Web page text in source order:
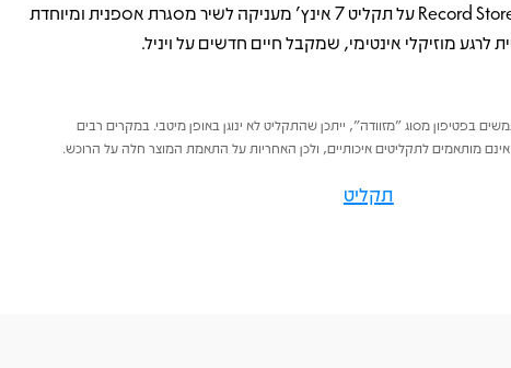
מהדורת Record Store Day על תקליט 7 אינץ’ מעניקה לשיר מסגרת אספנית ומיוחדת
לרגע מוזיקלי אינטימי, שמקבל חיים חדשים על ויניל.
בפטיפון מסוג "מזוודה", ייתכן שהתקליט לא ינוגן באופן מיטבי. במקרים רבים
אינם מותאמים לתקליטים איכותיים, ולכן האחריות על התאמת המוצר חלה על הרוכש.
תקליט